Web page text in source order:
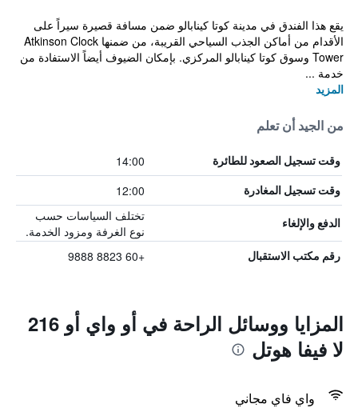
يقع هذا الفندق في مدينة كوتا كينابالو ضمن مسافة قصيرة سيراً على
الأقدام من أماكن الجذب السياحي القريبة، من ضمنها Atkinson Clock
Tower وسوق كوتا كينابالو المركزي. بإمكان الضيوف أيضاً الاستفادة من
خدمة ...
المزيد
من الجيد أن تعلم
وقت تسجيل الصعود للطائرة 14:00
وقت تسجيل المغادرة 12:00
الدفع والإلغاء
تختلف السياسات حسب
نوع الغرفة ومزود الخدمة.
رقم مكتب الاستقبال +60 8823 9888
المزايا ووسائل الراحة في أو واي أو 216
لا فيفا هوتل
واي فاي مجاني